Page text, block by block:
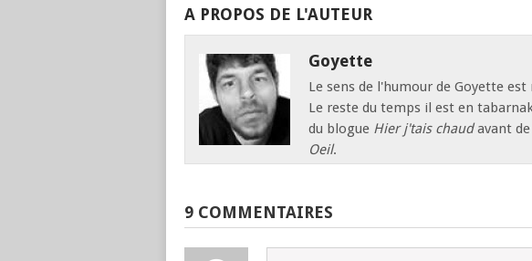
A PROPOS DE L'AUTEUR
Goyette
Le sens de l'humour de Goyette
Le reste du temps il est en
du blogue Hier j'tais chaudavant de
Oeil.
9 COMMENTAIRES